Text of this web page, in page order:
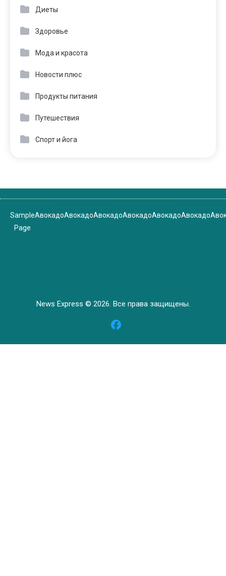
Диеты
Здоровье
Мода и красота
Новости плюс
Продукты питания
Путешествия
Спорт и йога
Sample
Page
АвокадоАвокадоАвокадоАвокадоАвокадоАвокадо
News Express © 2026. Все права защищены.